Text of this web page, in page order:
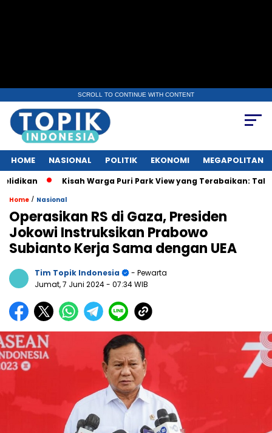
SCROLL TO CONTINUE WITH CONTENT
HOME NASIONAL POLITIK EKONOMI MEGAPOLITAN
Kisah Warga Puri Park View yang Terabaikan: Tak
Home / Nasional
Operasikan RS di Gaza, Presiden
Jokowi Instruksikan Prabowo
Subianto Kerja Sama dengan UEA
Tim Topik Indonesia
- Pewarta
Jumat, 7 Juni 2024- 07:34 WIB